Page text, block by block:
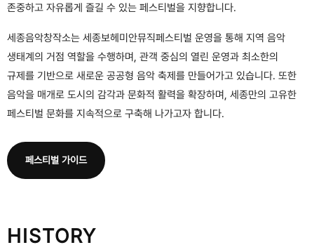
존중하고 자유롭게 즐길 수 있는 페스티벌을 지향합니다.
세종음악창작소는 세종보헤미안뮤직페스티벌 운영을 통해 지역 음악
생태계의 거점 역할을 수행하며, 관객 중심의 열린 운영과 최소한의
규제를 기반으로 새로운 공공형 음악 축제를 만들어가고 있습니다. 또한
음악을 매개로 도시의 감각과 문화적 활력을 확장하며, 세종만의 고유한
페스티벌 문화를 지속적으로 구축해 나가고자 합니다.
페스티벌 가이드
HISTORY